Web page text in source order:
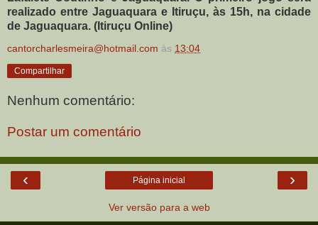
realizado entre Jaguaquara e Itiruçu, às 15h, na cidade
de Jaguaquara. (Itiruçu Online)
cantorcharlesmeira@hotmail.com às 13:04
Compartilhar
Nenhum comentário:
Postar um comentário
‹ ›
Página inicial
Ver versão para a web